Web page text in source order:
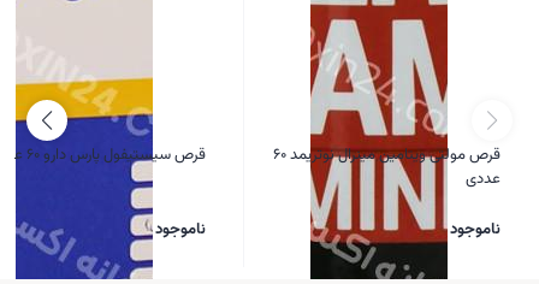
قرص مولتی ویتامین مینرال نوتریمد 60
عددی
ناموجود
قرص سیستیفول پارس دارو 60 عددی
ناموجود